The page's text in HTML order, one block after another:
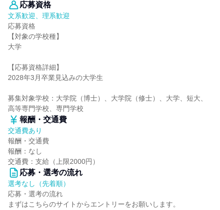
応募資格
文系歓迎、理系歓迎
応募資格
【対象の学校種】
大学
【応募資格詳細】
2028年3月卒業見込みの大学生
募集対象学校：大学院（博士）、大学院（修士）、大学、短大、
高等専門学校、専門学校
報酬・交通費
交通費あり
報酬・交通費
報酬：なし
交通費：支給（上限2000円）
応募・選考の流れ
選考なし（先着順）
応募・選考の流れ
まずはこちらのサイトからエントリーをお願いします。